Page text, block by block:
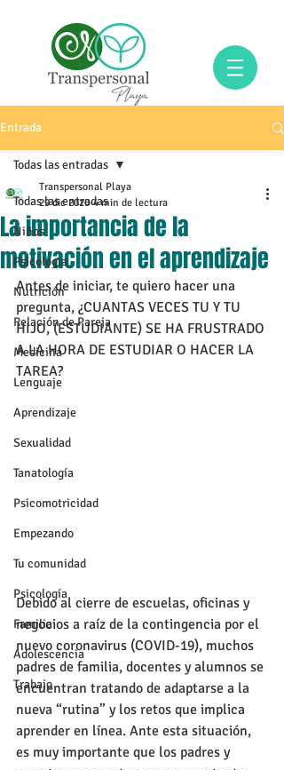
Entrada
Todas las entradas
Niños
Psicología
Nutrición
Relación de Pareja
Medicina
Lenguaje
Aprendizaje
Sexualidad
Tanatología
Psicomotricidad
Empezando
Tu comunidad
Psicología
Familia
Adolescencia
Trabajo
Todas las entradas
La importancia de la
motivación en el aprendizaje
Transpersonal Playa
29 dic 2020 4 min de lectura
Antes de iniciar, te quiero hacer una
pregunta, ¿CUANTAS VECES TU Y TU
HIJO, (ESTUDIANTE) SE HA FRUSTRADO
A LA HORA DE ESTUDIAR O HACER LA
TAREA?
Debido al cierre de escuelas, oficinas y
negocios a raíz de la contingencia por el
nuevo coronavirus (COVID-19), muchos
padres de familia, docentes y alumnos se
encuentran tratando de adaptarse a la
nueva “rutina” y los retos que implica
aprender en línea. Ante esta situación,
es muy importante que los padres y